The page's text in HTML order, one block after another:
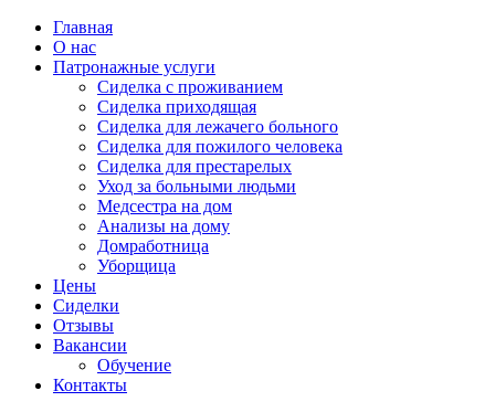
Главная
О нас
Патронажные услуги
Сиделка с проживанием
Сиделка приходящая
Сиделка для лежачего больного
Сиделка для пожилого человека
Сиделка для престарелых
Уход за больными людьми
Медсестра на дом
Анализы на дому
Домработница
Уборщица
Цены
Сиделки
Отзывы
Вакансии
Обучение
Контакты